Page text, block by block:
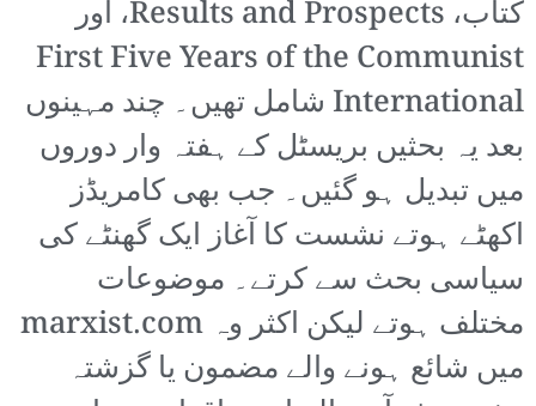
کتاب، Results and Prospects، اور
First Five Years of the Communist
International شامل تھیں۔ چند مہینوں
بعد یہ بحثیں بریسٹل کے ہفتہ وار دوروں
میں تبدیل ہو گئیں۔ جب بھی کامریڈز
اکھٹے ہوتے نشست کا آغاز ایک گھنٹے کی
سیاسی بحث سے کرتے۔ موضوعات
مختلف ہوتے لیکن اکثر وہ marxist.com
میں شائع ہونے والے مضمون یا گزشتہ